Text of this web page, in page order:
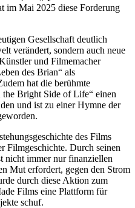
im Mai 2025 diese Forderung
Gesellschaft deutlich
verändert, sondern auch neue
und Filmemacher
des Brian“ als
hat die berühmte
Bright Side of Life“ einen
und ist zu einer Hymne der
des Films
Filmgeschichte. Durch seinen
nicht immer nur finanziellen
Mut erfordert, gegen den Strom
durch diese Aktion zum
Films eine Plattform für
schuf.